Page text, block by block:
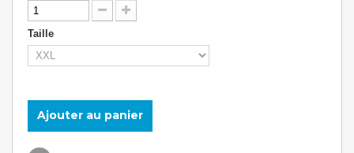
Taille
Ajouter au panier